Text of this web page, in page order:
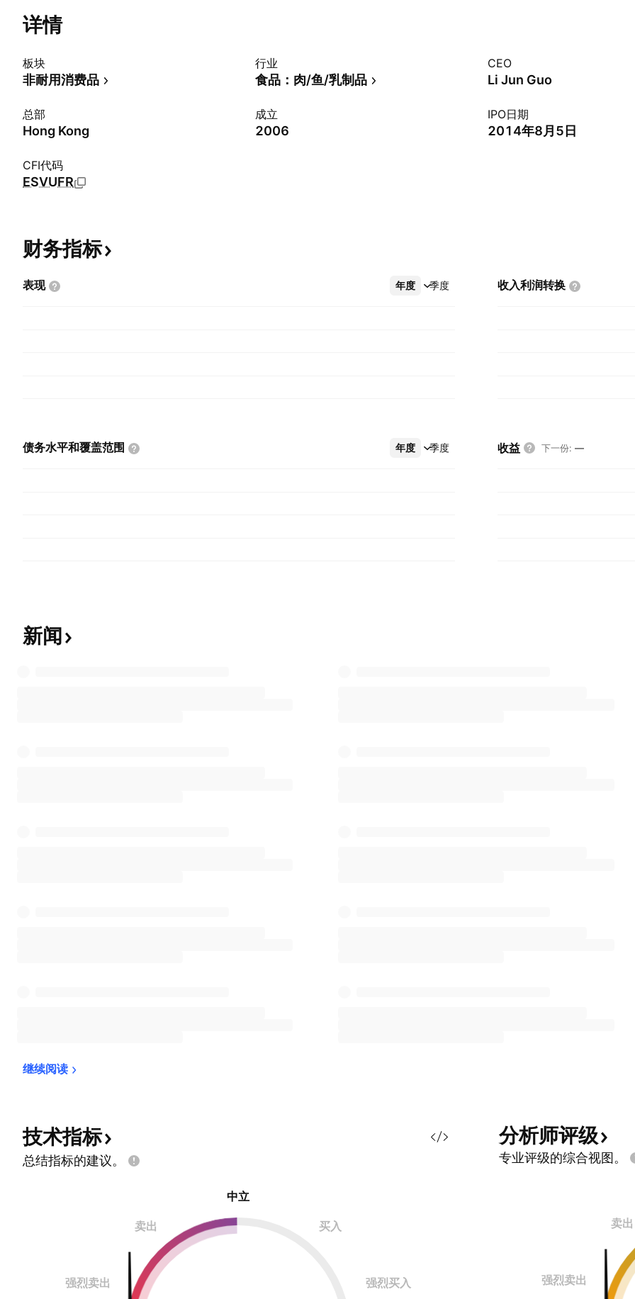
详情
板块
非耐用消费品
行业
食品：肉/鱼/乳制品
CEO
Li Jun Guo
总部
Hong Kong
成立
2006
IPO日期
2014年8月5日
CFI代码
ESVUFR
财务指标
表现 年度 季度
更多 收入利润转换
债务水平和覆盖范围 年度 季度
更多 收益 下一份: —
新闻
继续阅读
技术指标
总结指标的建议。
中立
卖出 买入
强烈卖出 强烈买入
分析师评级
专业评级的综合视图。
卖出
强烈卖出